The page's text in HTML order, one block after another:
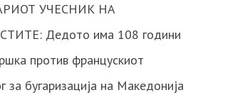
УЧЕСНИК НА
Дедото има 108 години
против францускиот
за бугаризација на Македонија